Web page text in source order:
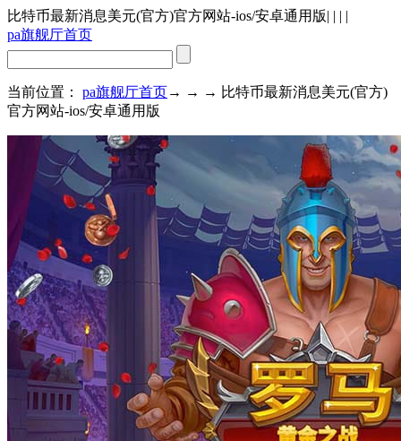
比特币最新消息美元(官方)官方网站-ios/安卓通用版| | | |
pa旗舰厅首页
当前位置： pa旗舰厅首页→ → → 比特币最新消息美元(官方)
官方网站-ios/安卓通用版